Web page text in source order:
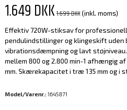
1.649 DKK1.699 DKK(inkl. moms)
Effektiv 720W-stiksav for
pendulindstillinger og klingeskift
vibrationsdæmpning og lavt
mellem 800 og 2.800 min-1 afhængig
mm. Skærekapacitet i træ 135 mm og i
Model/Varenr.: 1645871